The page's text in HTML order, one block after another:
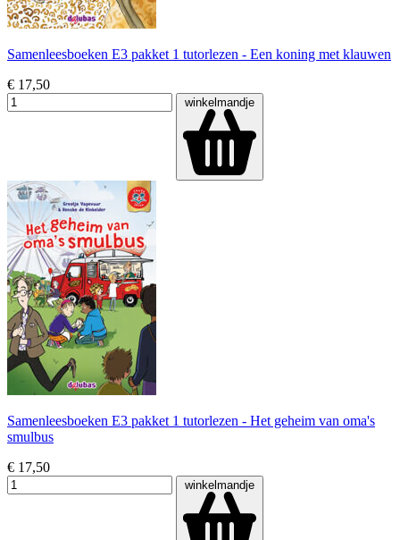
Samenleesboeken E3 pakket 1 tutorlezen - Een koning met klauwen
€ 17,50
winkelmandje
Samenleesboeken E3 pakket 1 tutorlezen - Het geheim van oma's
smulbus
€ 17,50
winkelmandje